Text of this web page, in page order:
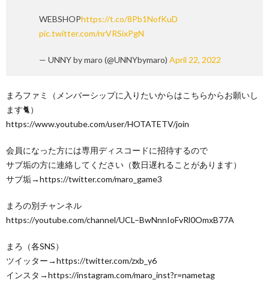
WEBSHOPhttps://t.co/8Pb1NofKuD
pic.twitter.com/nrVRSixPgN
— UNNY by maro (@UNNYbymaro) April 22, 2022
まろファミ（メンバーシップに入りたいからはこちらからお願いし
ます🐈）
https://www.youtube.com/user/HOTATETV/join
会員になった方には専用ディスコードに招待するので
サブ垢の方に連絡してください（数日遅れることがあります）
サブ垢→https://twitter.com/maro_game3
まろの別チャンネル
https://youtube.com/channel/UCL–BwNnnIoFvRl0OmxB77A
まろ（各SNS）
ツイッター→https://twitter.com/zxb_y6
インスタ→https://instagram.com/maro_inst?r=nametag